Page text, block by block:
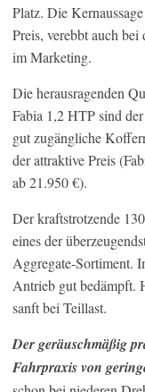
Platz. Die
Preis, verebbt auch
im Marketing.
Die herausragenden
Fabia 1,2 HTP sind
gut zugängliche
der attraktive Preis
ab 21.950 €).
Der kraftstrotzende
eines der
Aggregate-Sortiment.
Antrieb gut bedämpft.
sanft bei Teillast.
Der geräuschmäßig
Fahrpraxis von